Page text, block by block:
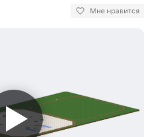
Мне нравится